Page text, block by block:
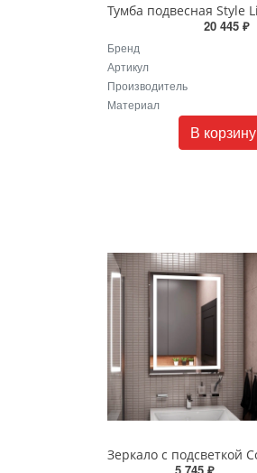
20 445 ₽
Бренд
Артикул
Производитель
Материал
В корзину